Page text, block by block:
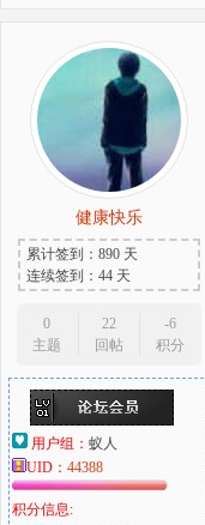
健康快乐
累计签到：890 天
连续签到：44 天
0
主题
22
回帖
-6
积分
用户组： 蚁人
UID： 44388
积分信息: